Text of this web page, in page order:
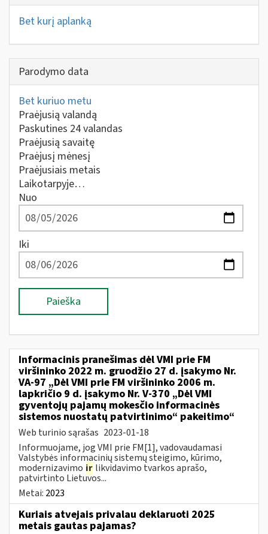
Bet kurį aplanką
Parodymo data
Bet kuriuo metu
Praėjusią valandą
Paskutines 24 valandas
Praėjusią savaitę
Praėjusį mėnesį
Praėjusiais metais
Laikotarpyje…
Nuo
Iki
Paieška
Informacinis pranešimas dėl VMI prie FM
viršininko 2022 m. gruodžio 27 d. įsakymo Nr.
VA-97 „Dėl VMI prie FM viršininko 2006 m.
lapkričio 9 d. įsakymo Nr. V-370 „Dėl VMI
gyventojų pajamų mokesčio informacinės
sistemos nuostatų patvirtinimo“ pakeitimo“
Web turinio sąrašas 2023-01-18
Informuojame, jog VMI prie FM[1], vadovaudamasi
Valstybės informacinių sistemų steigimo, kūrimo,
modernizavimo ir likvidavimo tvarkos aprašo,
patvirtinto Lietuvos...
Metai: 2023
Kuriais atvejais privalau deklaruoti 2025
metais gautas pajamas?